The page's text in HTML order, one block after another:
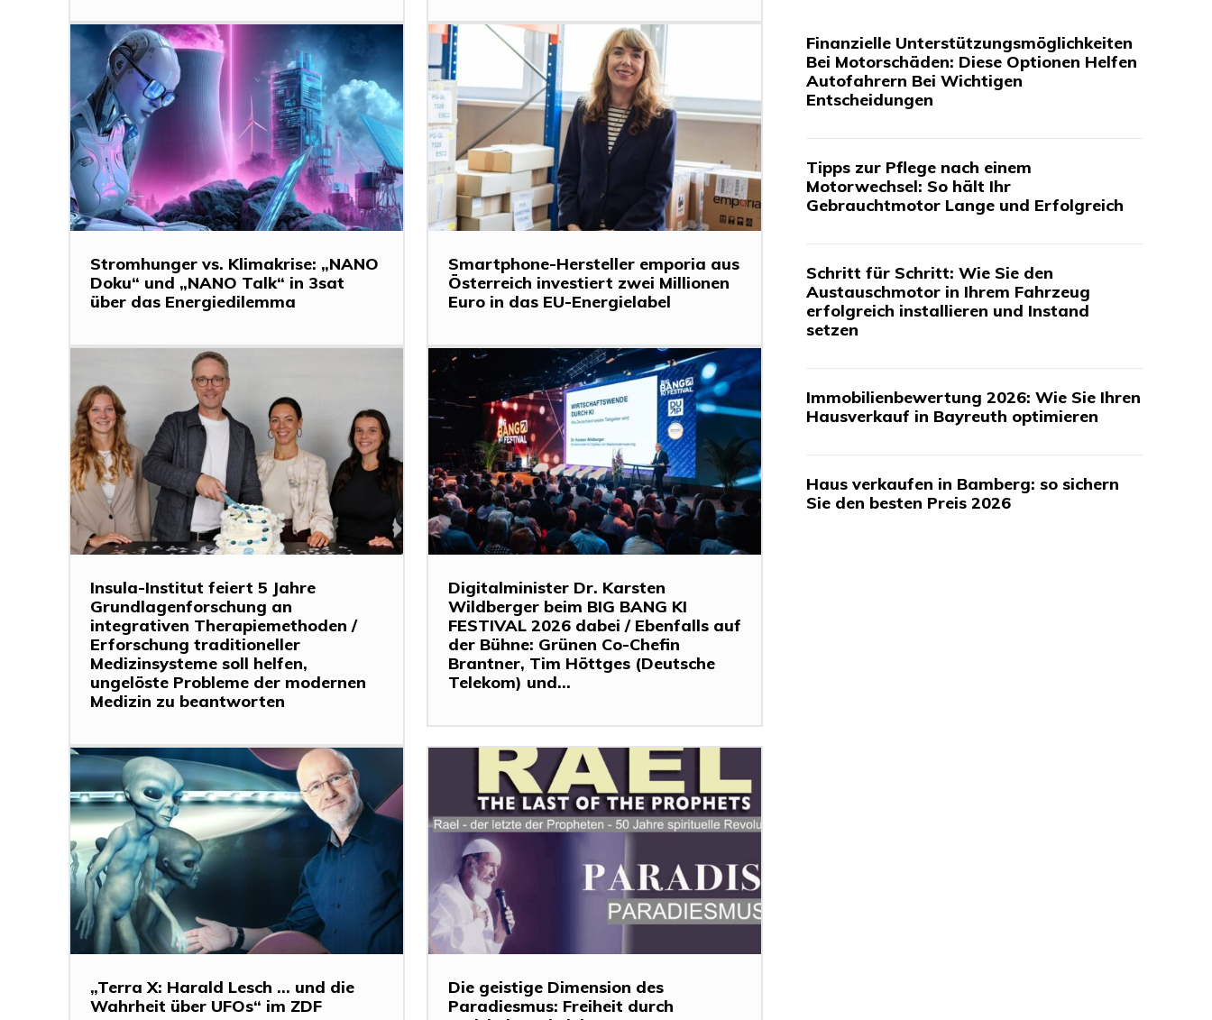
Stromhunger vs. Klimakrise: „NANO
Doku“ und „NANO Talk“ in 3sat
über das Energiedilemma
Smartphone-Hersteller emporia aus
Österreich investiert zwei Millionen
Euro in das EU-Energielabel
Insula-Institut feiert 5 Jahre
Grundlagenforschung an
integrativen Therapiemethoden /
Erforschung traditioneller
Medizinsysteme soll helfen,
ungelöste Probleme der modernen
Medizin zu beantworten
Digitalminister Dr. Karsten
Wildberger beim BIG BANG KI
FESTIVAL 2026 dabei / Ebenfalls auf
der Bühne: Grünen Co-Chefin
Brantner, Tim Höttges (Deutsche
Telekom) und...
„Terra X: Harald Lesch … und die
Wahrheit über UFOs“ im ZDF
Die geistige Dimension des
Paradiesmus: Freiheit durch
Finanzielle Unterstützungsmöglichkeiten
Bei Motorschäden: Diese Optionen Helfen
Autofahrern Bei Wichtigen
Entscheidungen
Tipps zur Pflege nach einem
Motorwechsel: So hält Ihr
Gebrauchtmotor Lange und Erfolgreich
Schritt für Schritt: Wie Sie den
Austauschmotor in Ihrem Fahrzeug
erfolgreich installieren und Instand
setzen
Immobilienbewertung 2026: Wie Sie Ihren
Hausverkauf in Bayreuth optimieren
Haus verkaufen in Bamberg: so sichern
Sie den besten Preis 2026